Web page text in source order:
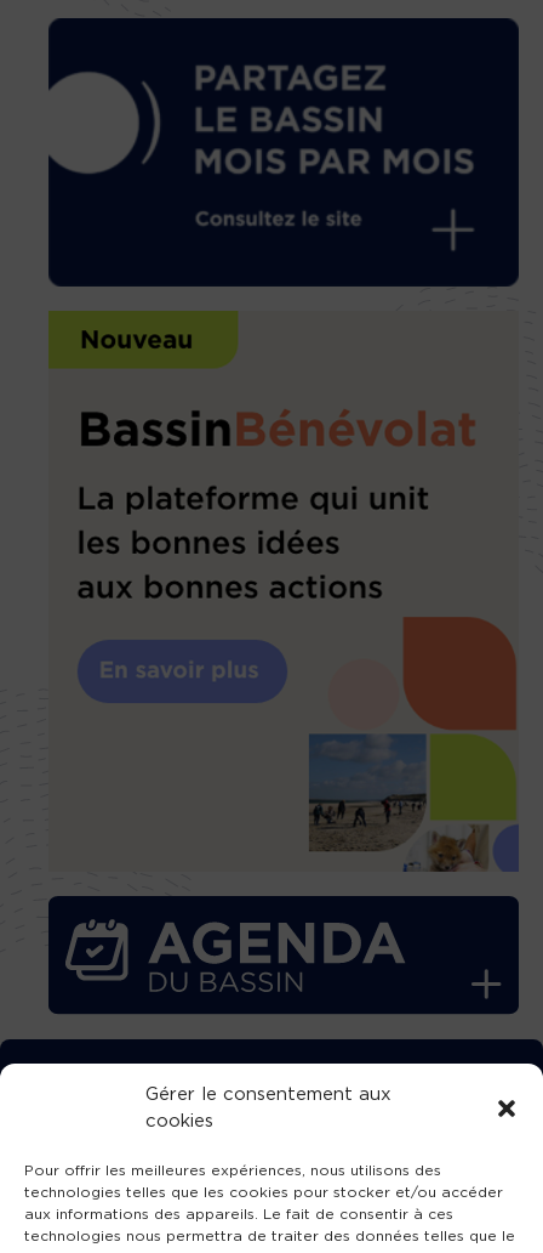
Gérer le consentement aux
cookies
Pour offrir les meilleures expériences, nous utilisons des
technologies telles que les cookies pour stocker et/ou accéder
aux informations des appareils. Le fait de consentir à ces
technologies nous permettra de traiter des données telles que le
TÉLÉCHARGEZ GRATUITEMENT
L’APPLICATION TVBA !